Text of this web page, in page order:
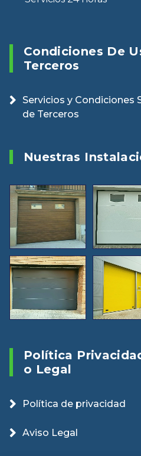
Condiciones De
Terceros
Servicios y Condiciones
de Terceros
Nuestras
Política
O Legal
Política de privacidad
Aviso Legal